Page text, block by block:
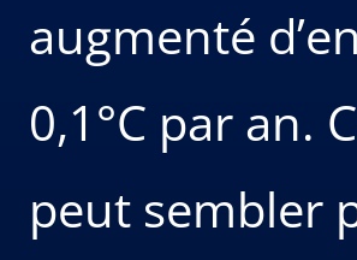
augmenté
0,1°C par an.
peut sembler